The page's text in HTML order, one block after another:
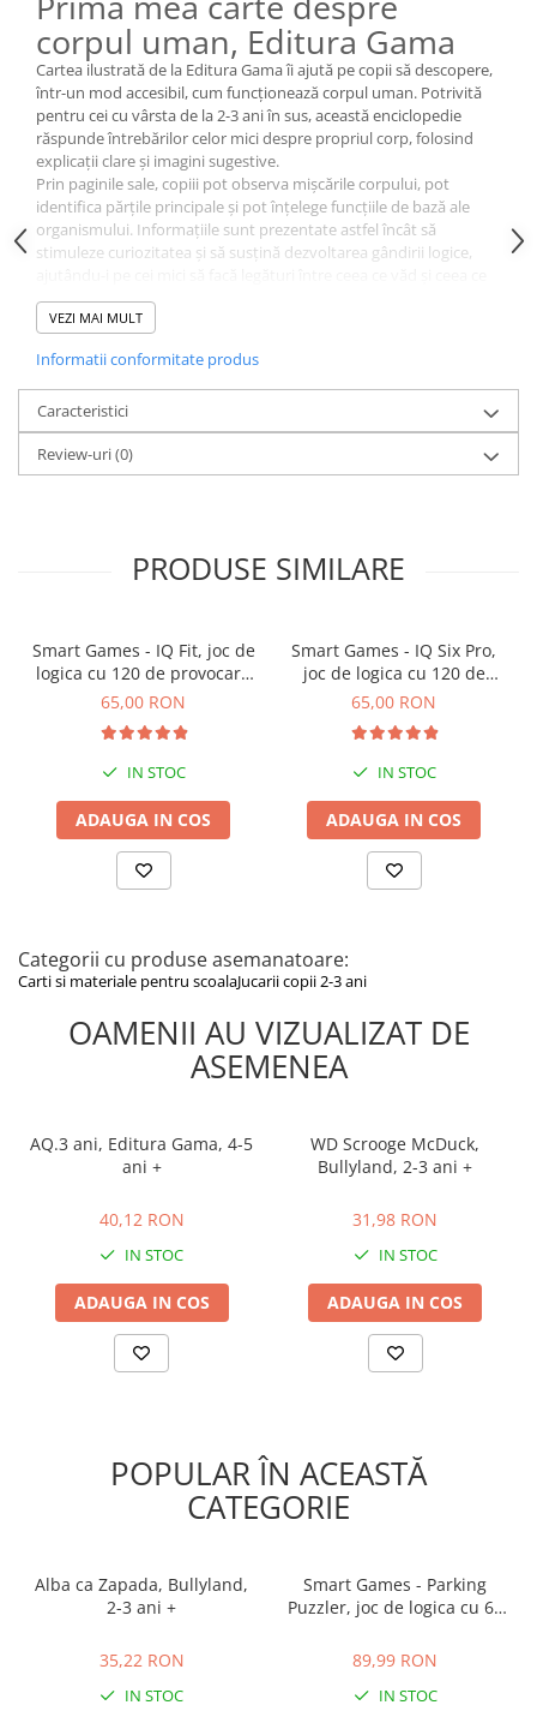
corpul uman, Editura Gama
Cartea ilustrată de la Editura Gama îi ajută pe copii să descopere,
într-un mod accesibil, cum funcționează corpul uman. Potrivită
pentru cei cu vârsta de la 2-3 ani în sus, această enciclopedie
răspunde întrebărilor celor mici despre propriul corp, folosind
explicații clare și imagini sugestive.
Prin paginile sale, copiii pot observa mișcările corpului, pot
identifica părțile principale și pot înțelege funcțiile de bază ale
organismului. Informațiile sunt prezentate astfel încât să
stimuleze curiozitatea și să susțină dezvoltarea gândirii logice,
simt.
Cartea este recomandată pentru preșcolari și copii mici care încep
Ilustrațiile colorate și textele scurte facilitează învățarea și mențin
interesul celor mici pe parcursul lecturii.
Specificații
Editura: Gama
Vârstă recomandată: 2-3 ani +
VEZI MAI MULT
Informatii conformitate produs
Caracteristici
Review-uri(0)
PRODUSE SIMILARE
Smart Games - IQ Fit, joc de
logica cu 120 de provocari,
6+ ani
65,00 RON
IN STOC
ADAUGA IN COS
Smart Games - IQ Six Pro,
joc de logica cu 120 de
provocari, 8+ ani
65,00 RON
IN STOC
ADAUGA IN COS
Categorii cu produse asemanatoare:
Carti si materiale pentru scoalaJucarii copii 2-3 ani
OAMENII AU VIZUALIZAT DE
ASEMENEA
AQ.3 ani, Editura Gama, 4-5
ani +
40,12 RON
IN STOC
ADAUGA IN COS
WD Scrooge McDuck,
Bullyland, 2-3 ani +
31,98 RON
IN STOC
ADAUGA IN COS
POPULAR ÎN ACEASTĂ
CATEGORIE
Alba ca Zapada, Bullyland,
2-3 ani +
35,22 RON
IN STOC
Smart Games - Parking
Puzzler, joc de logica cu 60
89,99 RON
IN STOC